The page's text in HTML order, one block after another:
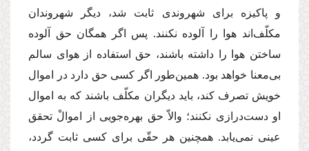
و پاكیزه براى شهروندى ثابت شد، دیگر شهروندان
مكلّف‌اند هوا را آلوده نكنند. پس اگر همگان حق آلوده
ساختن هوا را داشته باشند، حق استفاده از هواى سالم
بى‌معنا خواهد بود. همین‌طور اگر كسى حق دارد در اموال
خویش تصرف كند، باید دیگران مكلّف باشند كه به اموال
او دست‌درازى نكنند؛ والاّ حق بهره‌جویى از اموالْ تحقق
عینى نمى‌یابد. همچنین هر حقّى براى كسى ثابت گردد،